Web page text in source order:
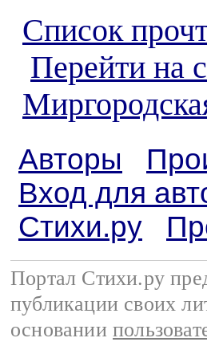
Список
Перейти на
Авторы
Вход для
Стихи.ру
Портал Стихи.ру
публикации своих
основании